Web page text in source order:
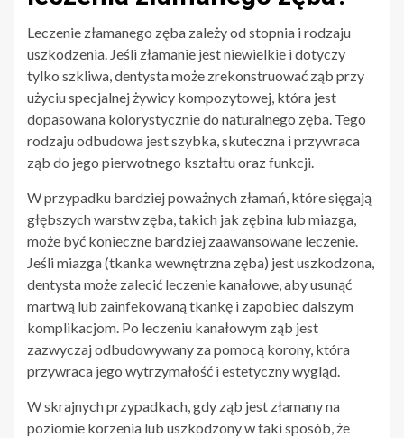
Leczenie złamanego zęba zależy od stopnia i rodzaju
uszkodzenia. Jeśli złamanie jest niewielkie i dotyczy
tylko szkliwa, dentysta może zrekonstruować ząb przy
użyciu specjalnej żywicy kompozytowej, która jest
dopasowana kolorystycznie do naturalnego zęba. Tego
rodzaju odbudowa jest szybka, skuteczna i przywraca
ząb do jego pierwotnego kształtu oraz funkcji.
W przypadku bardziej poważnych złamań, które sięgają
głębszych warstw zęba, takich jak zębina lub miazga,
może być konieczne bardziej zaawansowane leczenie.
Jeśli miazga (tkanka wewnętrzna zęba) jest uszkodzona,
dentysta może zalecić leczenie kanałowe, aby usunąć
martwą lub zainfekowaną tkankę i zapobiec dalszym
komplikacjom. Po leczeniu kanałowym ząb jest
zazwyczaj odbudowywany za pomocą korony, która
przywraca jego wytrzymałość i estetyczny wygląd.
W skrajnych przypadkach, gdy ząb jest złamany na
poziomie korzenia lub uszkodzony w taki sposób, że